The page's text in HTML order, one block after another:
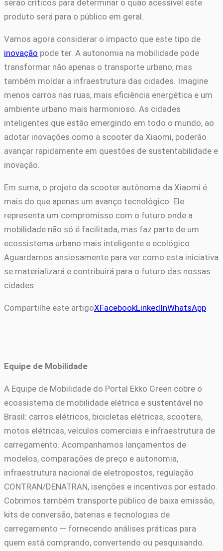
serão críticos para determinar o quão acessível este
produto será para o público em geral.
Vamos agora considerar o impacto que este tipo de
inovação pode ter. A autonomia na mobilidade pode
transformar não apenas o transporte urbano, mas
também moldar a infraestrutura das cidades. Imagine
menos carros nas ruas, mais eficiência energética e um
ambiente urbano mais harmonioso. As cidades
inteligentes que estão emergindo em todo o mundo, ao
adotar inovações como a scooter da Xiaomi, poderão
avançar rapidamente em questões de sustentabilidade e
inovação.
Em suma, o projeto da scooter autônoma da Xiaomi é
mais do que apenas um avanço tecnológico. Ele
representa um compromisso com o futuro onde a
mobilidade não só é facilitada, mas faz parte de um
ecossistema urbano mais inteligente e ecológico.
Aguardamos ansiosamente para ver como esta iniciativa
se materializará e contribuirá para o futuro das nossas
cidades.
Compartilhe este artigoXFacebookLinkedInWhatsApp
Equipe de Mobilidade
A Equipe de Mobilidade do Portal Ekko Green cobre o
ecossistema de mobilidade elétrica e sustentável no
Brasil: carros elétricos, bicicletas elétricas, scooters,
motos elétricas, veículos comerciais e infraestrutura de
carregamento. Acompanhamos lançamentos de
modelos, comparações de preço e autonomia,
infraestrutura nacional de eletropostos, regulação
CONTRAN/DENATRAN, isenções e incentivos por estado.
Cobrimos também transporte público de baixa emissão,
kits de conversão, baterias e tecnologias de
carregamento — fornecendo análises práticas para
quem está comprando, convertendo ou pesquisando.